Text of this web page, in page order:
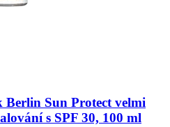
Berlin Sun Protect velmi
s SPF 30, 100 ml